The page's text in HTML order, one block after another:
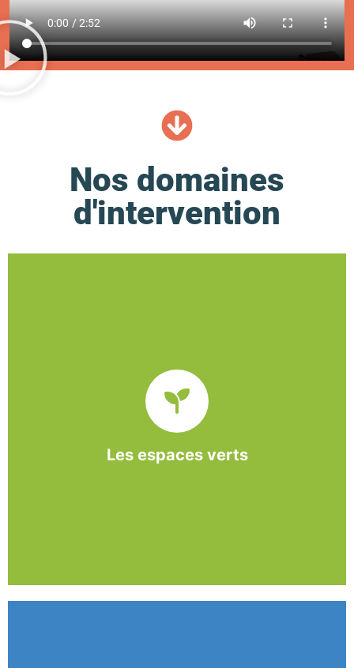
Nos domaines
d'intervention
Les espaces verts
paysager, l’association BASE propose et réalise
des interventions à la demande des entreprises et
collectivités locales.